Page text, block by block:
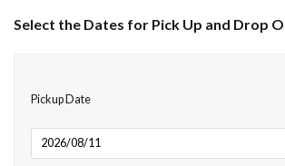
Select the Dates for Pick Up and Drop
Pickup Date